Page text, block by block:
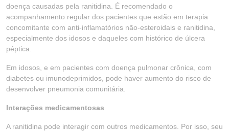
doença causadas pela ranitidina. É recomendado o
acompanhamento regular dos pacientes que estão em terapia
concomitante com anti-inflamatórios não-esteroidais e ranitidina,
especialmente dos idosos e daqueles com histórico de úlcera
péptica.
Em idosos, e em pacientes com doença pulmonar crônica, com
diabetes ou imunodeprimidos, pode haver aumento do risco de
desenvolver pneumonia comunitária.
Interações medicamentosas
A ranitidina pode interagir com outros medicamentos. Por isso, seu